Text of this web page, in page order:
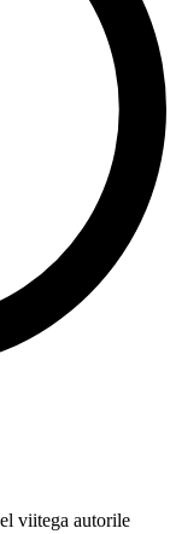
viitega autorile